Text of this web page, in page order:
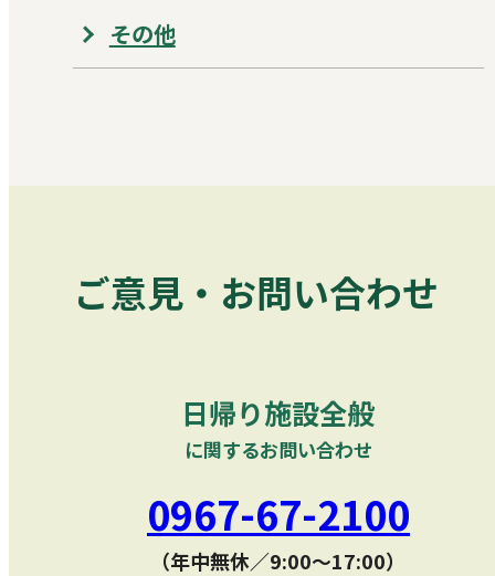
その他
ご意見・お問い合わせ
日帰り施設全般
に関するお問い合わせ
0967-67-2100
（年中無休／9:00〜17:00）